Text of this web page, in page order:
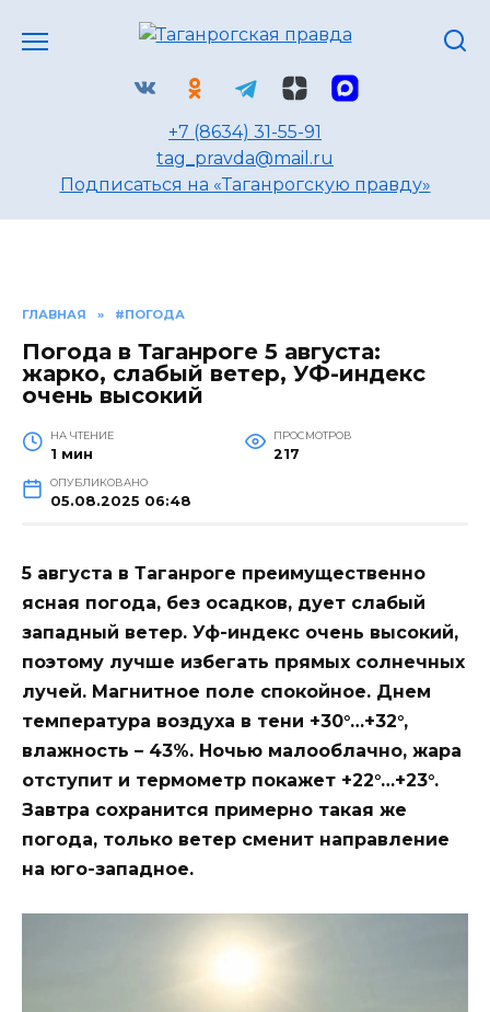
+7 (8634) 31-55-91
tag_pravda@mail.ru
Подписаться на «Таганрогскую правду»
ГЛАВНАЯ » #ПОГОДА
Погода в Таганроге 5 августа:
жарко, слабый ветер, УФ-индекс
очень высокий
НА ЧТЕНИЕ
1 мин
ПРОСМОТРОВ
217
ОПУБЛИКОВАНО
05.08.2025 06:48
5 августа в Таганроге преимущественно
ясная погода, без осадков, дует слабый
западный ветер. Уф-индекс очень высокий,
поэтому лучше избегать прямых солнечных
лучей. Магнитное поле спокойное. Днем
температура воздуха в тени +30°…+32°,
влажность – 43%. Ночью малооблачно, жара
отступит и термометр покажет +22°…+23°.
Завтра сохранится примерно такая же
погода, только ветер сменит направление
на юго-западное.